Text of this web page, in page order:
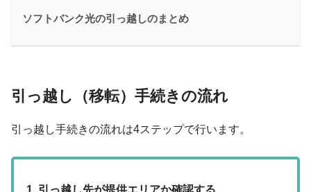
ソフトバンク光の引っ越しのまとめ
引っ越し（移転）手続きの流れ
引っ越し手続きの流れは4ステップで行います。